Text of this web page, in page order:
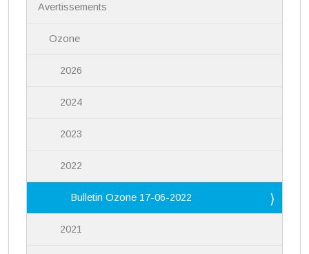
Avertissements
Ozone
2026
2024
2023
2022
Bulletin Ozone 17-06-2022
2021